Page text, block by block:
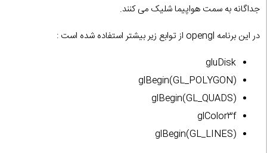
جداگانه به سمت هواپیما شلیک می کنند.
در این برنامه opengl از توابع زیر بیشتر استفاده شده است :
gluDisk
glBegin(GL_POLYGON)
glBegin(GL_QUADS)
glColor3f
glBegin(GL_LINES)